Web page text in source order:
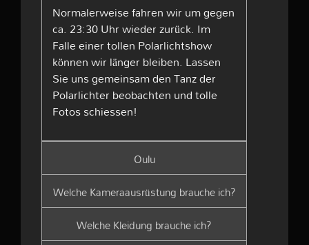
Normalerweise fahren wir um gegen
ca. 23:30 Uhr wieder zurück. Im
Falle einer tollen Polarlichtshow
können wir länger bleiben. Lassen
Sie uns gemeinsam den Tanz der
Polarlichter beobachten und tolle
Fotos schiessen!
Oulu
Welche Kameraausrüstung brauche ich?
Welche Kleidung brauche ich?